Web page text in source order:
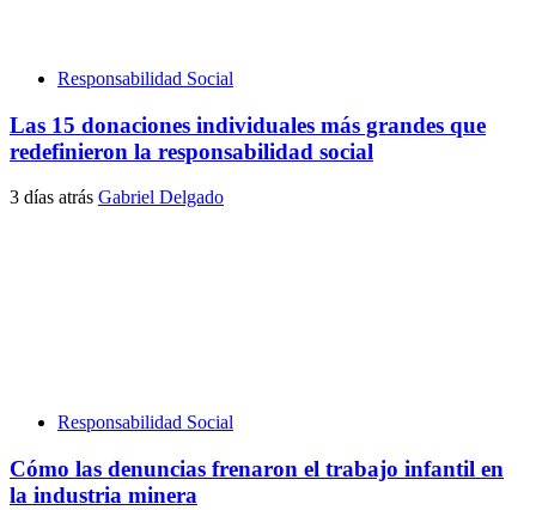
Responsabilidad Social
Las 15 donaciones individuales más grandes que
redefinieron la responsabilidad social
3 días atrás Gabriel Delgado
Responsabilidad Social
Cómo las denuncias frenaron el trabajo infantil en
la industria minera